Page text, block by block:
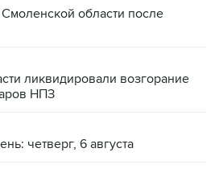
области после
ликвидировали возгорание
НПЗ
четверг, 6 августа